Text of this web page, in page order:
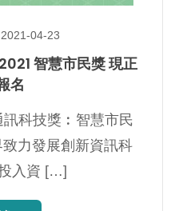
2021-04-23
智慧市民獎 現正
名
科技獎︰智慧市民
力發展創新資訊科
入資 […]